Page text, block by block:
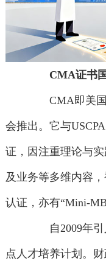
CMA证书
CMA即美国
会推出。它与
证，因注重理论与
及业务等多维内容
认证，亦有“Mini-
自2009年引
点人才培养计划。